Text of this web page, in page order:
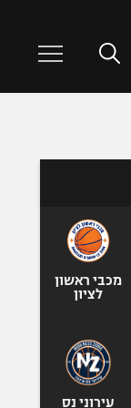
מכבי ראשון
לציון
עירוני נס